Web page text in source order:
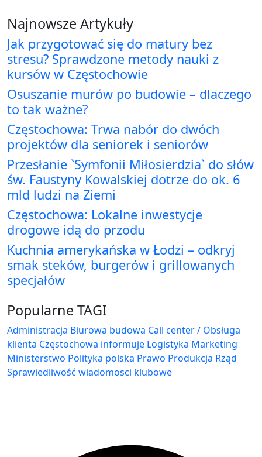
Najnowsze Artykuły
Jak przygotować się do matury bez
stresu? Sprawdzone metody nauki z
kursów w Częstochowie
Osuszanie murów po budowie – dlaczego
to tak ważne?
Częstochowa: Trwa nabór do dwóch
projektów dla seniorek i seniorów
Przesłanie `Symfonii Miłosierdzia` do słów
św. Faustyny Kowalskiej dotrze do ok. 6
mld ludzi na Ziemi
Częstochowa: Lokalne inwestycje
drogowe idą do przodu
Kuchnia amerykańska w Łodzi – odkryj
smak steków, burgerów i grillowanych
specjałów
Popularne TAGI
Administracja Biurowa budowa Call center / Obsługa
klienta Częstochowa informuje Logistyka Marketing
Ministerstwo Polityka polska Prawo Produkcja Rząd
Sprawiedliwość wiadomosci klubowe